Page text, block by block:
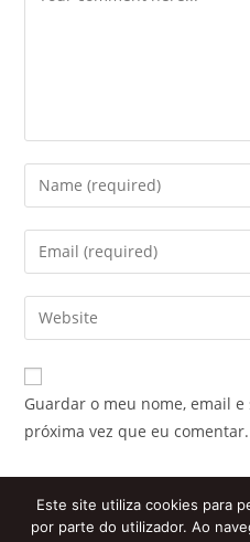
Enter
your
name
comment
Enter
your
email
address
comment
Enter
your
website
URL
Guardar o meu nome, email
próxima vez que eu comentar.
Este site utiliza cookies para
por parte do utilizador. Ao